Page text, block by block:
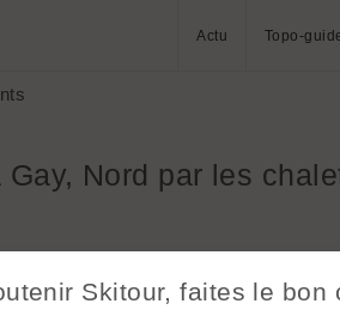
Actu Topo-
Gay, Nord par les
:L'Ermont (1010 m)
Skitour, faites le bon